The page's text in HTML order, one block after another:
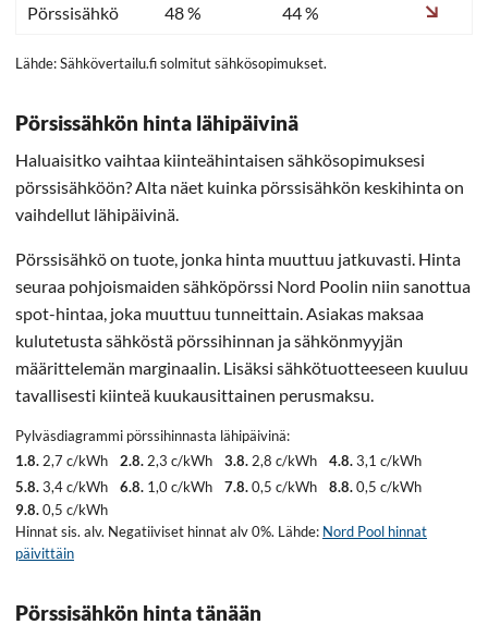
Pörssisähkö
48 % 44 %
Lähde: Sähkövertailu.fi solmitut sähkösopimukset.
Pörsissähkön hinta lähipäivinä
Haluaisitko vaihtaa kiinteähintaisen sähkösopimuksesi
pörssisähköön? Alta näet kuinka pörssisähkön keskihinta on
vaihdellut lähipäivinä.
Pörssisähkö on tuote, jonka hinta muuttuu jatkuvasti. Hinta
seuraa pohjoismaiden sähköpörssi Nord Poolin niin sanottua
spot-hintaa, joka muuttuu tunneittain. Asiakas maksaa
kulutetusta sähköstä pörssihinnan ja sähkönmyyjän
määrittelemän marginaalin. Lisäksi sähkötuotteeseen kuuluu
tavallisesti kiinteä kuukausittainen perusmaksu.
Pylväsdiagrammi pörssihinnasta lähipäivinä:
1.8. 2,7 c/kWh 2.8. 2,3 c/kWh 3.8. 2,8 c/kWh 4.8.3,1 c/kWh
5.8.3,4 c/kWh 6.8. 1,0 c/kWh 7.8.0,5 c/kWh 8.8.0,5 c/kWh
9.8.0,5 c/kWh
Hinnat sis. alv. Negatiiviset hinnat alv 0%. Lähde: Nord Pool hinnat
päivittäin
Pörssisähkön hinta tänään